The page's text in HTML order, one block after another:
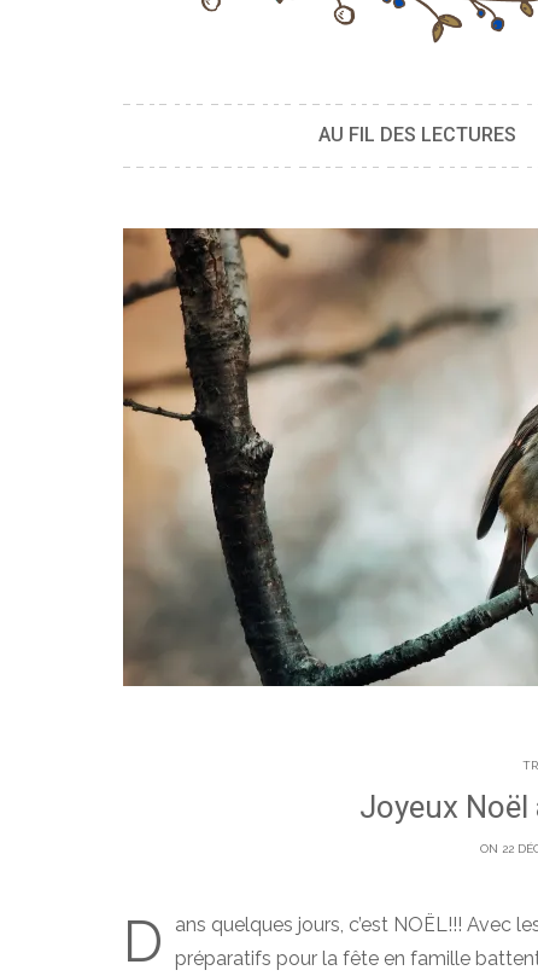
AU FIL DES LECTURES
Joyeux
ON 22
D
ans quelques jours, c’est NOËL!!! Avec
préparatifs pour la fête en famille